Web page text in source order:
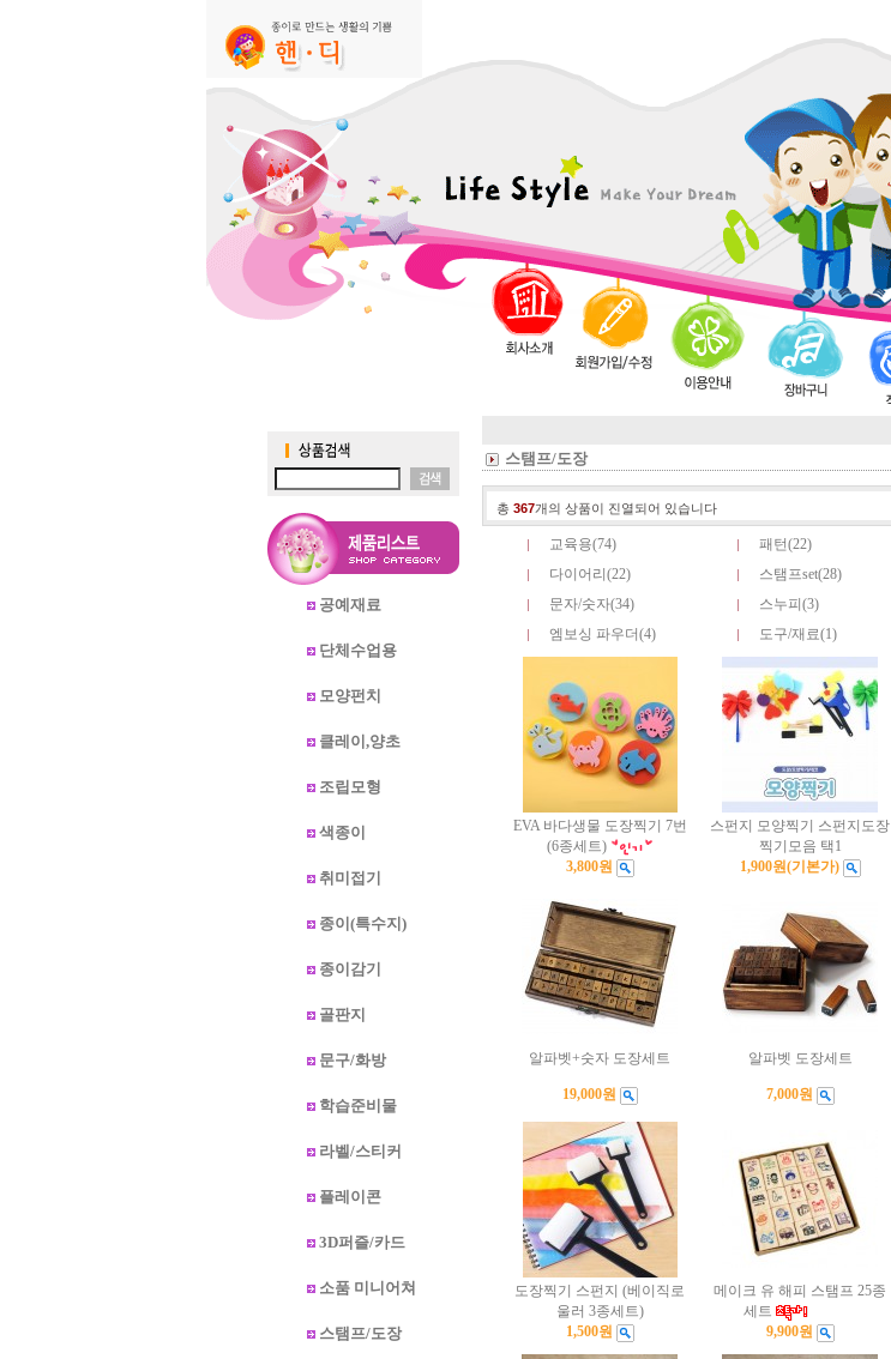
공예재료
단체수업용
모양펀치
클레이,양초
조립모형
색종이
취미접기
종이(특수지)
종이감기
골판지
문구/화방
학습준비물
라벨/스티커
플레이콘
3D퍼즐/카드
소품 미니어쳐
스탬프/도장
스탬프/도장
총 367개의 상품이 진열되어 있습니다
교육용(74) 패턴(22)
다이어리(22)
스탬프set(28)
문자/숫자(34)
스누피(3)
엠보싱 파우더(4)
도구/재료(1)
EVA 바다생물 도장찍기 7번
(6종세트)
3,800원
스펀지 모양찍기 스펀지도장
찍기모음 택1
1,900원(기본가)
알파벳+숫자 도장세트
19,000원
알파벳 도장세트
7,000원
도장찍기 스펀지 (베이직로
울러 3종세트)
1,500원
메이크 유 해피 스탬프 25종
세트
9,900원